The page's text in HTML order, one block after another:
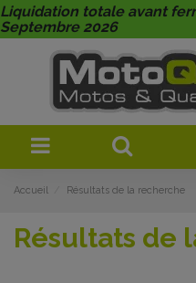
Liquidation totale avant
Septembre 2026
Accueil Résultats de la recherche
Résultats de